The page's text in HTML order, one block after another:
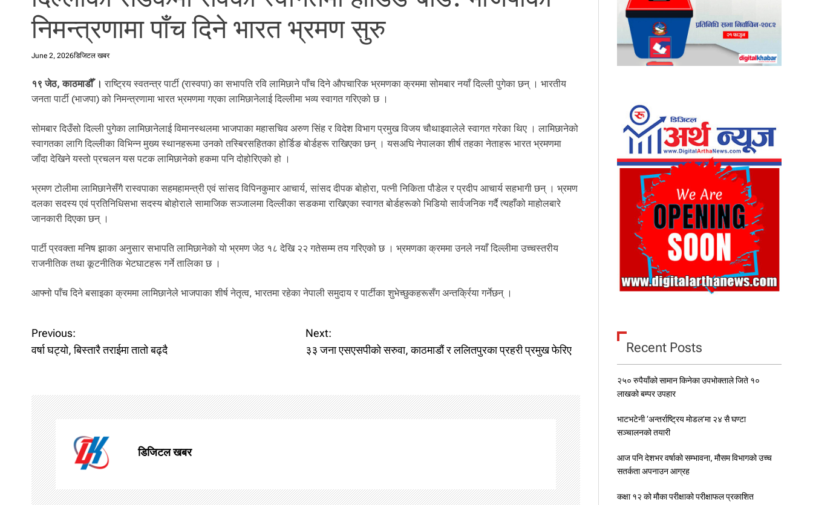
निमन्त्रणामा पाँच दिने भारत भ्रमण सुरु
June 2, 2026डिजिटल खबर
१९ जेठ, काठमाडौँ । राष्ट्रिय स्वतन्त्र पार्टी (रास्वपा) का सभापति रवि लामिछाने पाँच दिने औपचारिक भ्रमणका क्रममा सोमबार नयाँ दिल्ली पुगेका छन् । भारतीय
जनता पार्टी (भाजपा) को निमन्त्रणामा भारत भ्रमणमा गएका लामिछानेलाई दिल्लीमा भव्य स्वागत गरिएको छ ।
सोमबार दिउँसो दिल्ली पुगेका लामिछानेलाई विमानस्थलमा भाजपाका महासचिव अरुण सिंह र विदेश विभाग प्रमुख विजय चौथाइवालेले स्वागत गरेका थिए । लामिछानेको
स्वागतका लागि दिल्लीका विभिन्न मुख्य स्थानहरूमा उनको तस्बिरसहितका होर्डिङ बोर्डहरू राखिएका छन् । यसअघि नेपालका शीर्ष तहका नेताहरू भारत भ्रमणमा
जाँदा देखिने यस्तो प्रचलन यस पटक लामिछानेको हकमा पनि दोहोरिएको हो ।
भ्रमण टोलीमा लामिछानेसँगै रास्वपाका सहमहामन्त्री एवं सांसद विपिनकुमार आचार्य, सांसद दीपक बोहोरा, पत्नी निकिता पौडेल र प्रदीप आचार्य सहभागी छन् । भ्रमण
दलका सदस्य एवं प्रतिनिधिसभा सदस्य बोहोराले सामाजिक सञ्जालमा दिल्लीका सडकमा राखिएका स्वागत बोर्डहरूको भिडियो सार्वजनिक गर्दै त्यहाँको माहोलबारे
जानकारी दिएका छन् ।
पार्टी प्रवक्ता मनिष झाका अनुसार सभापति लामिछानेको यो भ्रमण जेठ १८ देखि २२ गतेसम्म तय गरिएको छ । भ्रमणका क्रममा उनले नयाँ दिल्लीमा उच्चस्तरीय
राजनीतिक तथा कूटनीतिक भेटघाटहरू गर्ने तालिका छ ।
आफ्नो पाँच दिने बसाइका क्रममा लामिछानेले भाजपाका शीर्ष नेतृत्व, भारतमा रहेका नेपाली समुदाय र पार्टीका शुभेच्छुकहरूसँग अन्तर्क्रिया गर्नेछन् ।
P
t
n
a
v
Previous:
वर्षा घट्यो, बिस्तारै तराईमा तातो बढ्दै
Next:
३३ जना एसएसपीको सरुवा, काठमाडौं र ललितपुरका प्रहरी प्रमुख फेरिए
डिजिटल खबर
Recent Posts
२५० रुपैयाँको सामान किनेका उपभोक्ताले जिते १०
लाखको बम्पर उपहार
भाटभटेनी ‘अन्तर्राष्ट्रिय मोडल’मा २४ सै घण्टा
सञ्चालनको तयारी
आज पनि देशभर वर्षाको सम्भावना, मौसम विभागको उच्च
सतर्कता अपनाउन आग्रह
कक्षा १२ को मौका परीक्षाको परीक्षाफल प्रकाशित